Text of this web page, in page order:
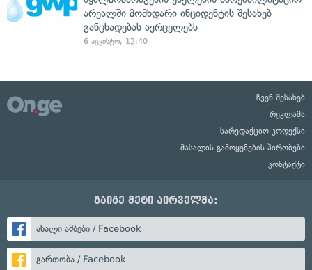
არეალში მომხდარი ინციდენტის შესახებ
განცხადებას ავრცელებს
6 აგვისტო, 12:40
ჩვენ შესახებ
რეკლამა
სარედაქციო კოდექსი
მასალის გამოყენების პირობები
კონტაქტი
გაიგე მეტი პირველმა:
ახალი ამბები / Facebook
გართობა / Facebook